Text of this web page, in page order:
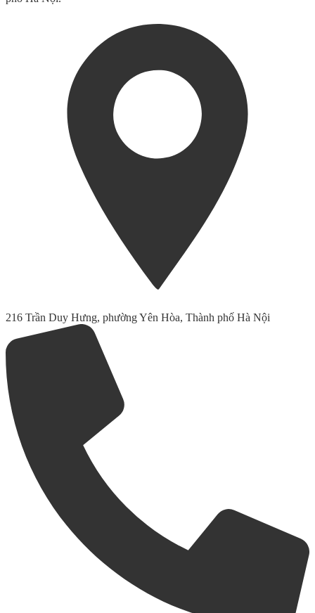
216 Trần Duy Hưng, phường Yên Hòa, Thành phố Hà Nội